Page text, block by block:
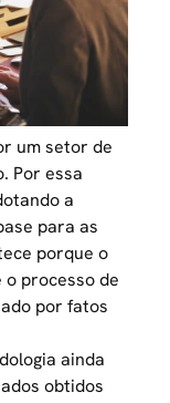
um setor de
Por essa
a
para as
porque o
o processo de
por fatos
ainda
obtidos